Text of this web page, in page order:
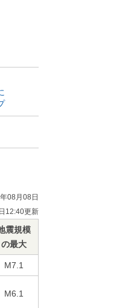
08月08日
12:40更新
震規模
の最大
M7.1
M6.1